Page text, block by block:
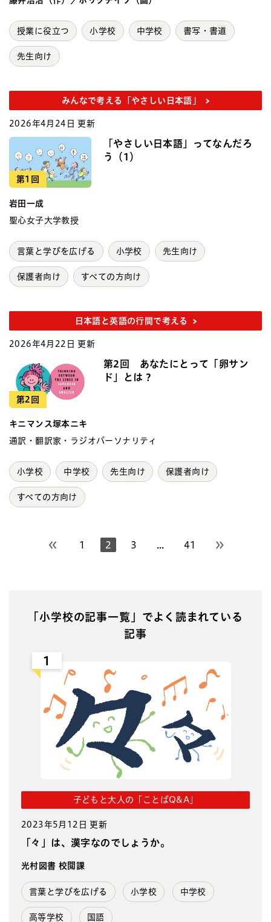
授業に役立つ 小学校 中学校 書写・書道
先生向け
みんなで考える「やさしい日本語」
2026年4月24日 更新
第1回
「やさしい日本語」ってなんだろ
う（1）
岩田一成
聖心女子大学教授
言葉と学びを広げる 小学校 先生向け
保護者向け すべての方向け
日本語と英語の行間で考える
2026年4月22日 更新
第2回
第2回 あなたにとって「卵サン
ド」とは？
キニマンス塚本ニキ
通訳・翻訳家・ラジオパーソナリティ
小学校 中学校 先生向け 保護者向け
すべての方向け
前のページへ
1 2 3 ... 41 次のページ
「小学校の記事一覧」でよく読まれている
記事
1
子どもと大人の「ことばQ&A」
2023年5月12日 更新
「々」は、漢字なのでしょうか。
光村図書 校閲課
言葉と学びを広げる 小学校 中学校
高等学校 国語